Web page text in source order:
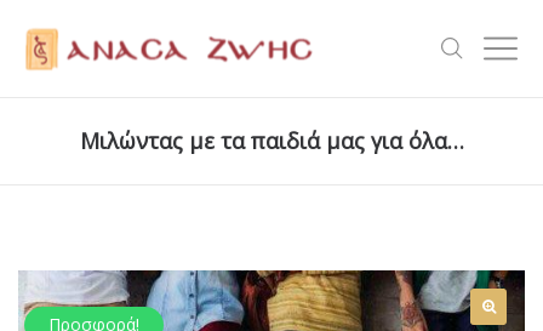
Μιλώντας με τα παιδιά μας για όλα…
Προσφορά!